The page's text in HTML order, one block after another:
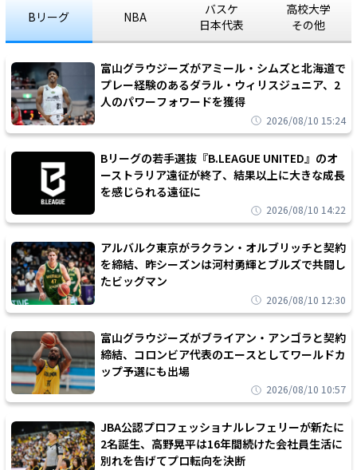
Bリーグ NBA
バスケ
日本代表
高校大学
その他
富山グラウジーズがアミール・シムズと北海道で
プレー経験のあるダラル・ウィリスジュニア、2
人のパワーフォワードを獲得
2026/08/10 15:24
Bリーグの若手選抜『B.LEAGUE UNITED』のオ
ーストラリア遠征が終了、結果以上に大きな成長
を感じられる遠征に
2026/08/10 14:22
アルバルク東京がラクラン・オルブリッチと契約
を締結、昨シーズンは河村勇輝とブルズで共闘し
たビッグマン
2026/08/10 12:30
富山グラウジーズがブライアン・アンゴラと契約
締結、コロンビア代表のエースとしてワールドカ
ップ予選にも出場
2026/08/10 10:57
JBA公認プロフェッショナルレフェリーが新たに
2名誕生、高野晃平は16年間続けた会社員生活に
別れを告げてプロ転向を決断